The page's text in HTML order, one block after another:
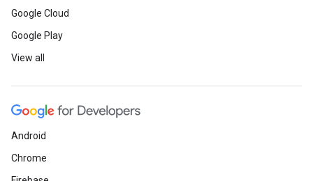
Google Cloud
Google Play
View all
Android
Chrome